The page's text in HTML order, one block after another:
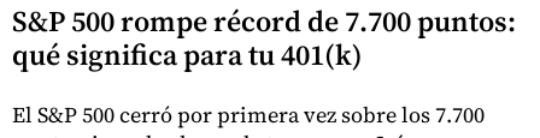
S&P 500 rompe récord de 7.700 puntos:
qué significa para tu 401(k)
El S&P 500 cerró por primera vez sobre los 7.700